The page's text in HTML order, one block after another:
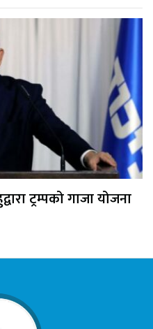
ट्रम्पको गाजा योजना